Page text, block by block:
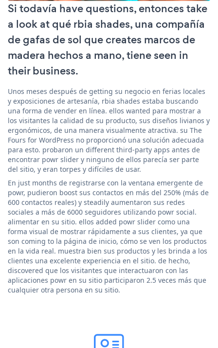
Si todavía have questions, entonces take
a look at qué rbia shades, una compañía
de gafas de sol que creates marcos de
madera hechos a mano, tiene seen in
their business.
Unos meses después de getting su negocio en ferias locales
y exposiciones de artesanía, rbia shades estaba buscando
una forma de vender en línea. ellos wanted para mostrar a
los visitantes la calidad de su producto, sus diseños livianos y
ergonómicos, de una manera visualmente atractiva. su The
Fours for WordPress no proporcionó una solución adecuada
para esto. probaron un different third-party apps antes de
encontrar powr slider y ninguno de ellos parecía ser parte
del sitio, y eran torpes y difíciles de usar.
En just months de registrarse con la ventana emergente de
powr, pudieron boost sus contactos en más del 250% (más de
600 contactos reales) y steadily aumentaron sus redes
sociales a más de 6000 seguidores utilizando powr social.
alimentar en su sitio. ellos added powr slider como una
forma visual de mostrar rápidamente a sus clientes, ya que
son coming to la página de inicio, cómo se ven los productos
en la vida real. muestra bien sus productos y les brinda a los
clientes una excelente experiencia en el sitio. de hecho,
discovered que los visitantes que interactuaron con las
aplicaciones powr en su sitio participaron 2.5 veces más que
cualquier otra persona en su sitio.